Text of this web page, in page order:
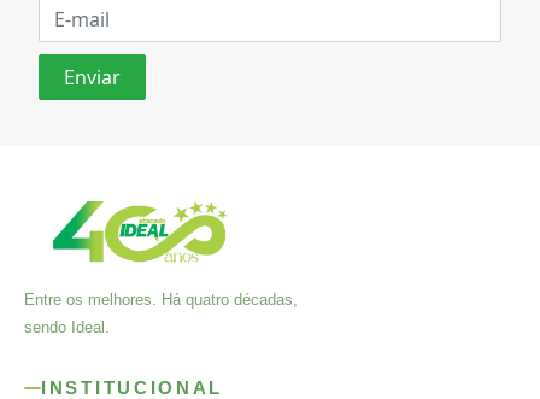
Entre os melhores. Há quatro décadas,
sendo Ideal.
INSTITUCIONAL